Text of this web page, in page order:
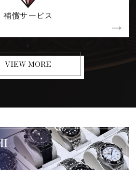
補償サービス
VIEW MORE